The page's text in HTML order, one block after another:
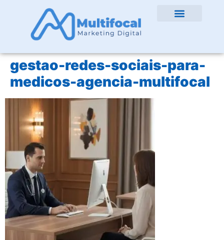
gestao-redes-sociais-para-
medicos-agencia-multifocal